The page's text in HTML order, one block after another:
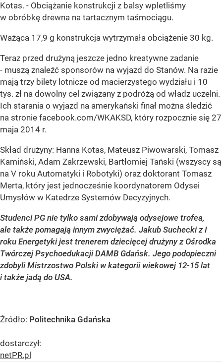
Kotas. - Obciążanie konstrukcji z balsy wpletliśmy
w obróbkę drewna na tartacznym taśmociągu.
Ważąca 17,9 g konstrukcja wytrzymała obciążenie 30 kg.
Teraz przed drużyną jeszcze jedno kreatywne zadanie
- muszą znaleźć sponsorów na wyjazd do Stanów. Na razie
mają trzy bilety lotnicze od macierzystego wydziału i 10
tys. zł na dowolny cel związany z podróżą od władz uczelni.
Ich starania o wyjazd na amerykański finał można śledzić
na stronie facebook.com/WKAKSD, który rozpocznie się 27
maja 2014 r.
Skład drużyny: Hanna Kotas, Mateusz Piwowarski, Tomasz
Kamiński, Adam Zakrzewski, Bartłomiej Tański (wszyscy są
na V roku Automatyki i Robotyki) oraz doktorant Tomasz
Merta, który jest jednocześnie koordynatorem Odysei
Umysłów w Katedrze Systemów Decyzyjnych.
Studenci PG nie tylko sami zdobywają odysejowe trofea,
ale także pomagają innym zwyciężać. Jakub Suchecki z I
roku Energetyki jest trenerem dziecięcej drużyny z Ośrodka
Twórczej Psychoedukacji DAMB Gdańsk. Jego podopieczni
zdobyli Mistrzostwo Polski w kategorii wiekowej 12-15 lat
i także jadą do USA.
Źródło: Politechnika Gdańska
dostarczył:
netPR.pl